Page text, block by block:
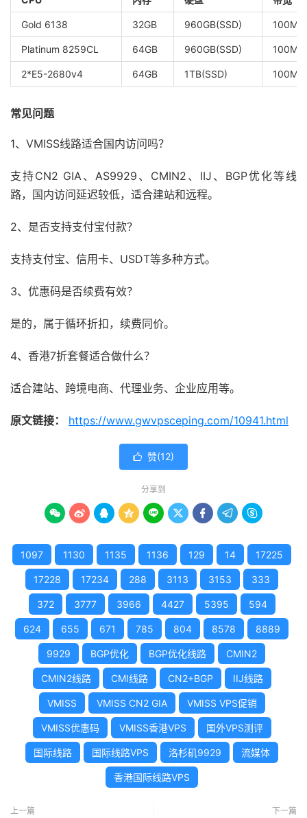
Gold 6138 32GB 960GB(SSD) 100M
Platinum 8259CL 64GB 960GB(SSD) 100M
2*E5-2680v4 64GB 1TB(SSD) 100M
常见问题
1、VMISS线路适合国内访问吗？
支持CN2 GIA、AS9929、CMIN2、IIJ、BGP优化等线
路，国内访问延迟较低，适合建站和远程。
2、是否支持支付宝付款？
支持支付宝、信用卡、USDT等多种方式。
3、优惠码是否续费有效？
是的，属于循环折扣，续费同价。
4、香港7折套餐适合做什么？
适合建站、跨境电商、代理业务、企业应用等。
原文链接： https://www.gwvpsceping.com/10941.html
 赞(12)
分享到
        
1097 1130 1135 1136 129 14 17225
17228 17234 288 3113 3153 333
372 3777 3966 4427 5395 594
624 655 671 785 804 8578 8889
9929 BGP优化 BGP优化线路 CMIN2
CMIN2线路 CMI线路 CN2+BGP IIJ线路
VMISS VMISS CN2 GIA VMISS VPS促销
VMISS优惠码 VMISS香港VPS 国外VPS测评
国际线路 国际线路VPS 洛杉矶9929 流媒体
香港国际线路VPS
上一篇 下一篇